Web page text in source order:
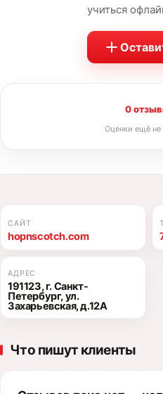
учиться
0
Оценки ещё не
САЙТ
hopnscotch.com
АДРЕС
191123, г. Санкт-
Петербург, ул.
Захарьевская, д.12А
Что пишут клиенты